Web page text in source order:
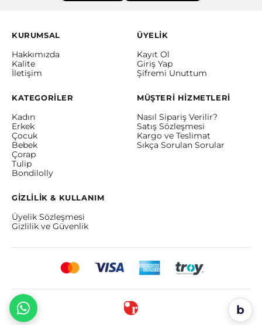
KURUMSAL
Hakkımızda
Kalite
İletişim
ÜYELİK
Kayıt Ol
Giriş Yap
Şifremi Unuttum
KATEGORİLER
Kadın
Erkek
Çocuk
Bebek
Çorap
Tulip
Bondilolly
MÜŞTERİ HİZMETLERİ
Nasıl Sipariş Verilir?
Satış Sözleşmesi
Kargo ve Teslimat
Sıkça Sorulan Sorular
GİZLİLİK & KULLANIM
Üyelik Sözleşmesi
Gizlilik ve Güvenlik
b